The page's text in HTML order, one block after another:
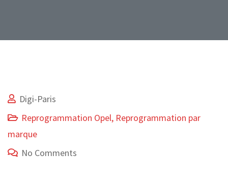
Digi-Paris
Reprogrammation Opel, Reprogrammation par
marque
No Comments